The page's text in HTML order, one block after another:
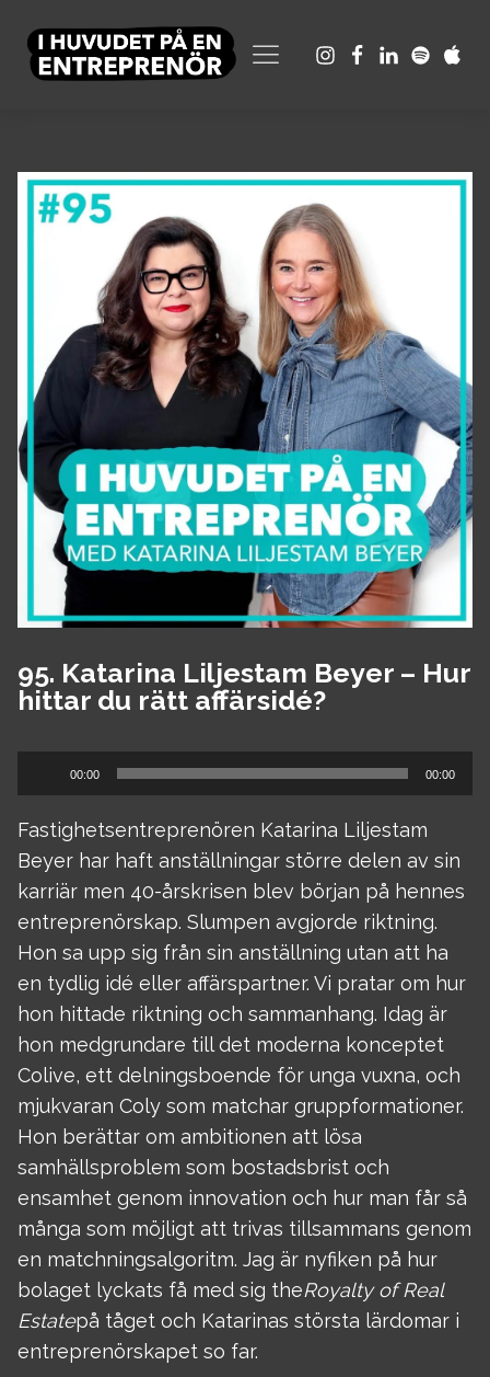
95. Katarina Liljestam Beyer – Hur
hittar du rätt affärsidé?
Ljudspelare
00:00 00:00
Fastighetsentreprenören Katarina Liljestam
Beyer har haft anställningar större delen av sin
karriär men 40-årskrisen blev början på hennes
entreprenörskap. Slumpen avgjorde riktning.
Hon sa upp sig från sin anställning utan att ha
en tydlig idé eller affärspartner. Vi pratar om hur
hon hittade riktning och sammanhang. Idag är
hon medgrundare till det moderna konceptet
Colive, ett delningsboende för unga vuxna, och
mjukvaran Coly som matchar gruppformationer.
Hon berättar om ambitionen att lösa
samhällsproblem som bostadsbrist och
ensamhet genom innovation och hur man får så
många som möjligt att trivas tillsammans genom
en matchningsalgoritm. Jag är nyfiken på hur
bolaget lyckats få med sig theRoyalty of Real
Estatepå tåget och Katarinas största lärdomar i
entreprenörskapet so far.